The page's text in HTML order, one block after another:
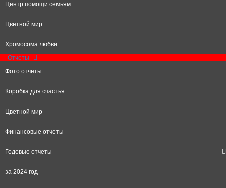
Центр помощи семьям
Цветной мир
Хромосома любви
Отчеты
Фото отчеты
Коробка для счастья
Цветной мир
Финансовые отчеты
Годовые отчеты
за 2024 год